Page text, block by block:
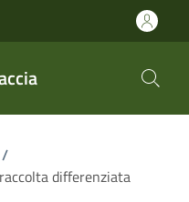
/
differenziata